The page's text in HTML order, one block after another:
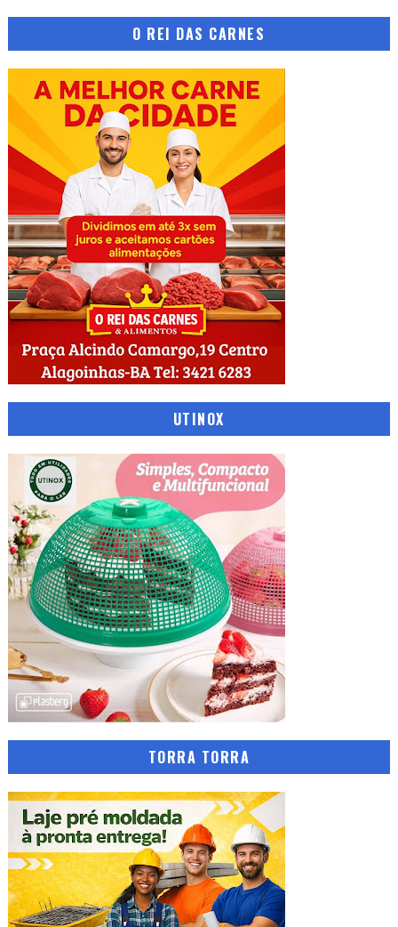
O REI DAS CARNES
UTINOX
TORRA TORRA